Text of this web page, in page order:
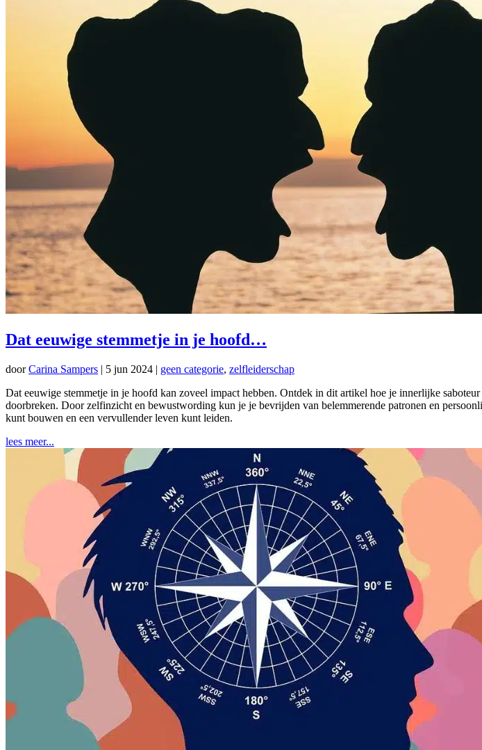
Dat eeuwige stemmetje in je hoofd…
doorCarina Sampers | 5 jun 2024 | geen categorie, zelfleiderschap
Dat eeuwige stemmetje in je hoofd kan zoveel impact hebben. Ontdek in dit artikel hoe je innerlijke
doorbreken. Door zelfinzicht en bewustwording kun je je bevrijden van belemmerende patronen en
kunt bouwen en een vervullender leven kunt leiden.
lees meer...